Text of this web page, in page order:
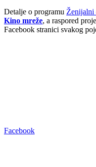
Detalje o programu Ženijalni
Kino mreže, a raspored
Facebook stranici svakog
Facebook